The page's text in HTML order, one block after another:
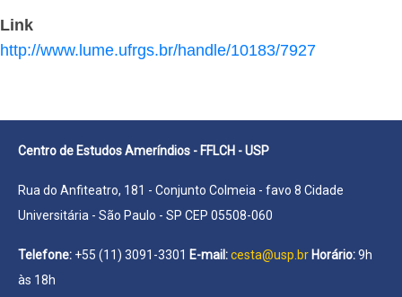
Link
http://www.lume.ufrgs.br/handle/10183/7927
Centro de Estudos Ameríndios - FFLCH - USP
Rua do Anfiteatro, 181 - Conjunto Colmeia - favo 8 Cidade
Universitária - São Paulo - SP CEP 05508-060
Telefone: +55 (11) 3091-3301 E-mail:cesta@usp.br Horário:9h
às 18h